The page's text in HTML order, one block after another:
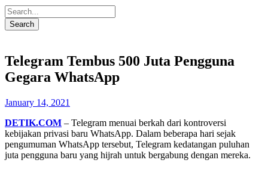
Telegram Tembus 500 Juta Pengguna
Gegara WhatsApp
January 14, 2021
DETIK.COM – Telegram menuai berkah dari kontroversi
kebijakan privasi baru WhatsApp. Dalam beberapa hari sejak
pengumuman WhatsApp tersebut, Telegram kedatangan puluhan
juta pengguna baru yang hijrah untuk bergabung dengan mereka.